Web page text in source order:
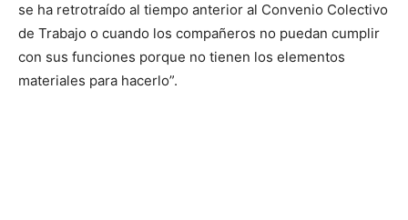
se ha retrotraído al tiempo anterior al Convenio Colectivo
de Trabajo o cuando los compañeros no puedan cumplir
con sus funciones porque no tienen los elementos
materiales para hacerlo”.